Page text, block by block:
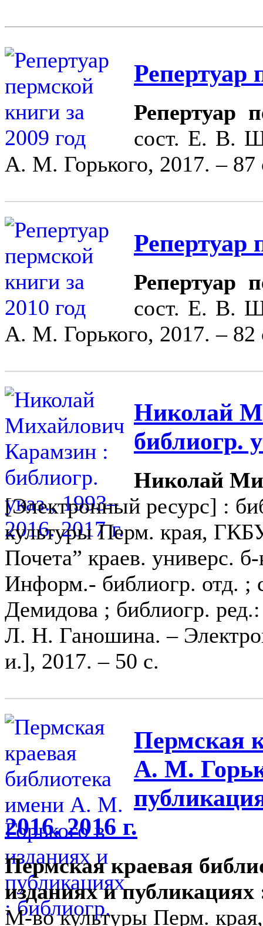
Репертуар
Репертуар
сост. Е. В.
А. М. Горького, 2017. – 87
Репертуар
Репертуар
сост. Е. В.
А. М. Горького, 2017. – 82
Николай
библиогр.
Николай
[Электронный ресурс] :
культуры Перм. края,
Почета” краев. универс.
Информ.- библиогр. отд. ;
Демидова ; библиогр.
Л. Н. Ганошина. –
и.], 2017. – 50 с.
Пермская
А. М.
2016. 2016 г.
Пермская краевая
изданиях и
М-во культуры Перм.